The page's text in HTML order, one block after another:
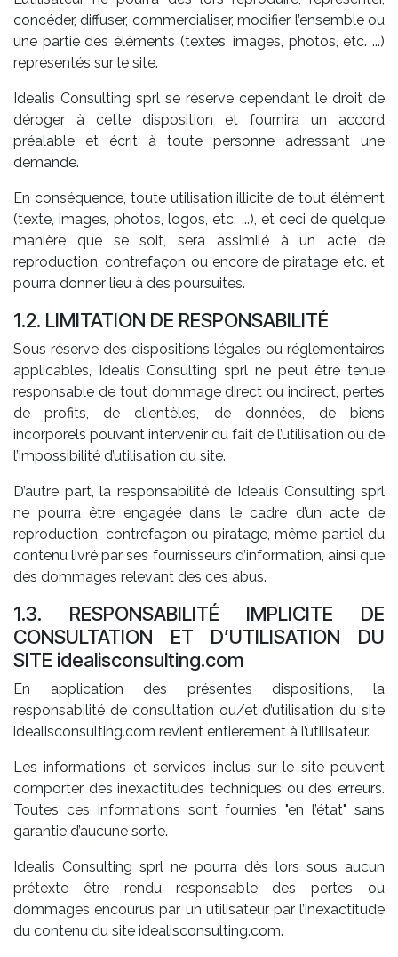
concéder, diffuser, commercialiser, modifier l’ensemble ou
une partie des éléments (textes, images, photos, etc. ...)
représentés sur le site.
Idealis Consulting sprl se réserve cependant le droit de
déroger à cette disposition et fournira un accord
préalable et écrit à toute personne adressant une
demande.
En conséquence, toute utilisation illicite de tout élément
(texte, images, photos, logos, etc. ...), et ceci de quelque
manière que se soit, sera assimilé à un acte de
reproduction, contrefaçon ou encore de piratage etc. et
pourra donner lieu à des poursuites.
1.2. LIMITATION DE RESPONSABILITÉ
Sous réserve des dispositions légales ou réglementaires
applicables, Idealis Consulting sprl ne peut être tenue
responsable de tout dommage direct ou indirect, pertes
de profits, de clientèles, de données, de biens
incorporels pouvant intervenir du fait de l’utilisation ou de
l’impossibilité d’utilisation du site.
D’autre part, la responsabilité de Idealis Consulting sprl
ne pourra être engagée dans le cadre d’un acte de
reproduction, contrefaçon ou piratage, même partiel du
contenu livré par ses fournisseurs d’information, ainsi que
des dommages relevant des ces abus.
1.3. RESPONSABILITÉ IMPLICITE DE
CONSULTATION ET D’UTILISATION DU
SITE idealisconsulting.com
En application des présentes dispositions, la
responsabilité de consultation ou/et d’utilisation du site
idealisconsulting.com revient entièrement à l’utilisateur.
Les informations et services inclus sur le site peuvent
comporter des inexactitudes techniques ou des erreurs.
Toutes ces informations sont fournies "en l’état" sans
garantie d’aucune sorte.
Idealis Consulting sprl ne pourra dès lors sous aucun
prétexte être rendu responsable des pertes ou
dommages encourus par un utilisateur par l’inexactitude
du contenu du site idealisconsulting.com.